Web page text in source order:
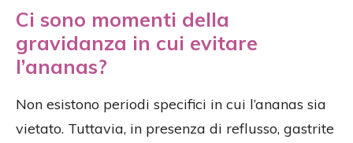
Ci sono momenti della
gravidanza in cui evitare
l’ananas?
Non esistono periodi specifici in cui l’ananas sia
vietato. Tuttavia, in presenza di reflusso, gastrite